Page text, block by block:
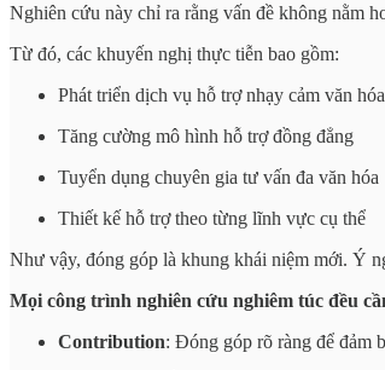
Nghiên cứu này chỉ ra rằng vấn đề không nằm
Từ đó, các khuyến nghị thực tiễn bao gồm:
Phát triển dịch vụ hỗ trợ nhạy cảm văn hóa
Tăng cường mô hình hỗ trợ đồng đẳng
Tuyển dụng chuyên gia tư vấn đa văn hóa
Thiết kế hỗ trợ theo từng lĩnh vực cụ thể
Như vậy, đóng góp là khung khái niệm mới. Ý
Mọi công trình nghiên cứu nghiêm túc đều
Contribution: Đóng góp rõ ràng để đảm